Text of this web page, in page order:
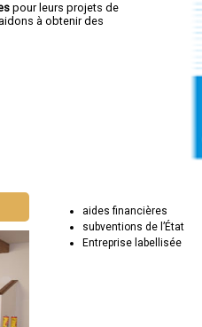
pour leurs projets de
à obtenir des
aides financières
subventions de l’État
Entreprise labellisée